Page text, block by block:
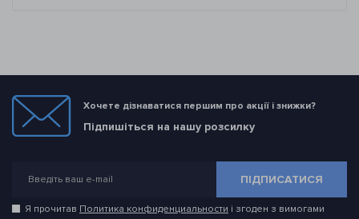
Хочете дізнаватися першим про акції і знижки?
Підпишіться на нашу розсилку
ПІДПИСАТИСЯ
Я прочитав Политика конфиденциальности і згоден з вимогами